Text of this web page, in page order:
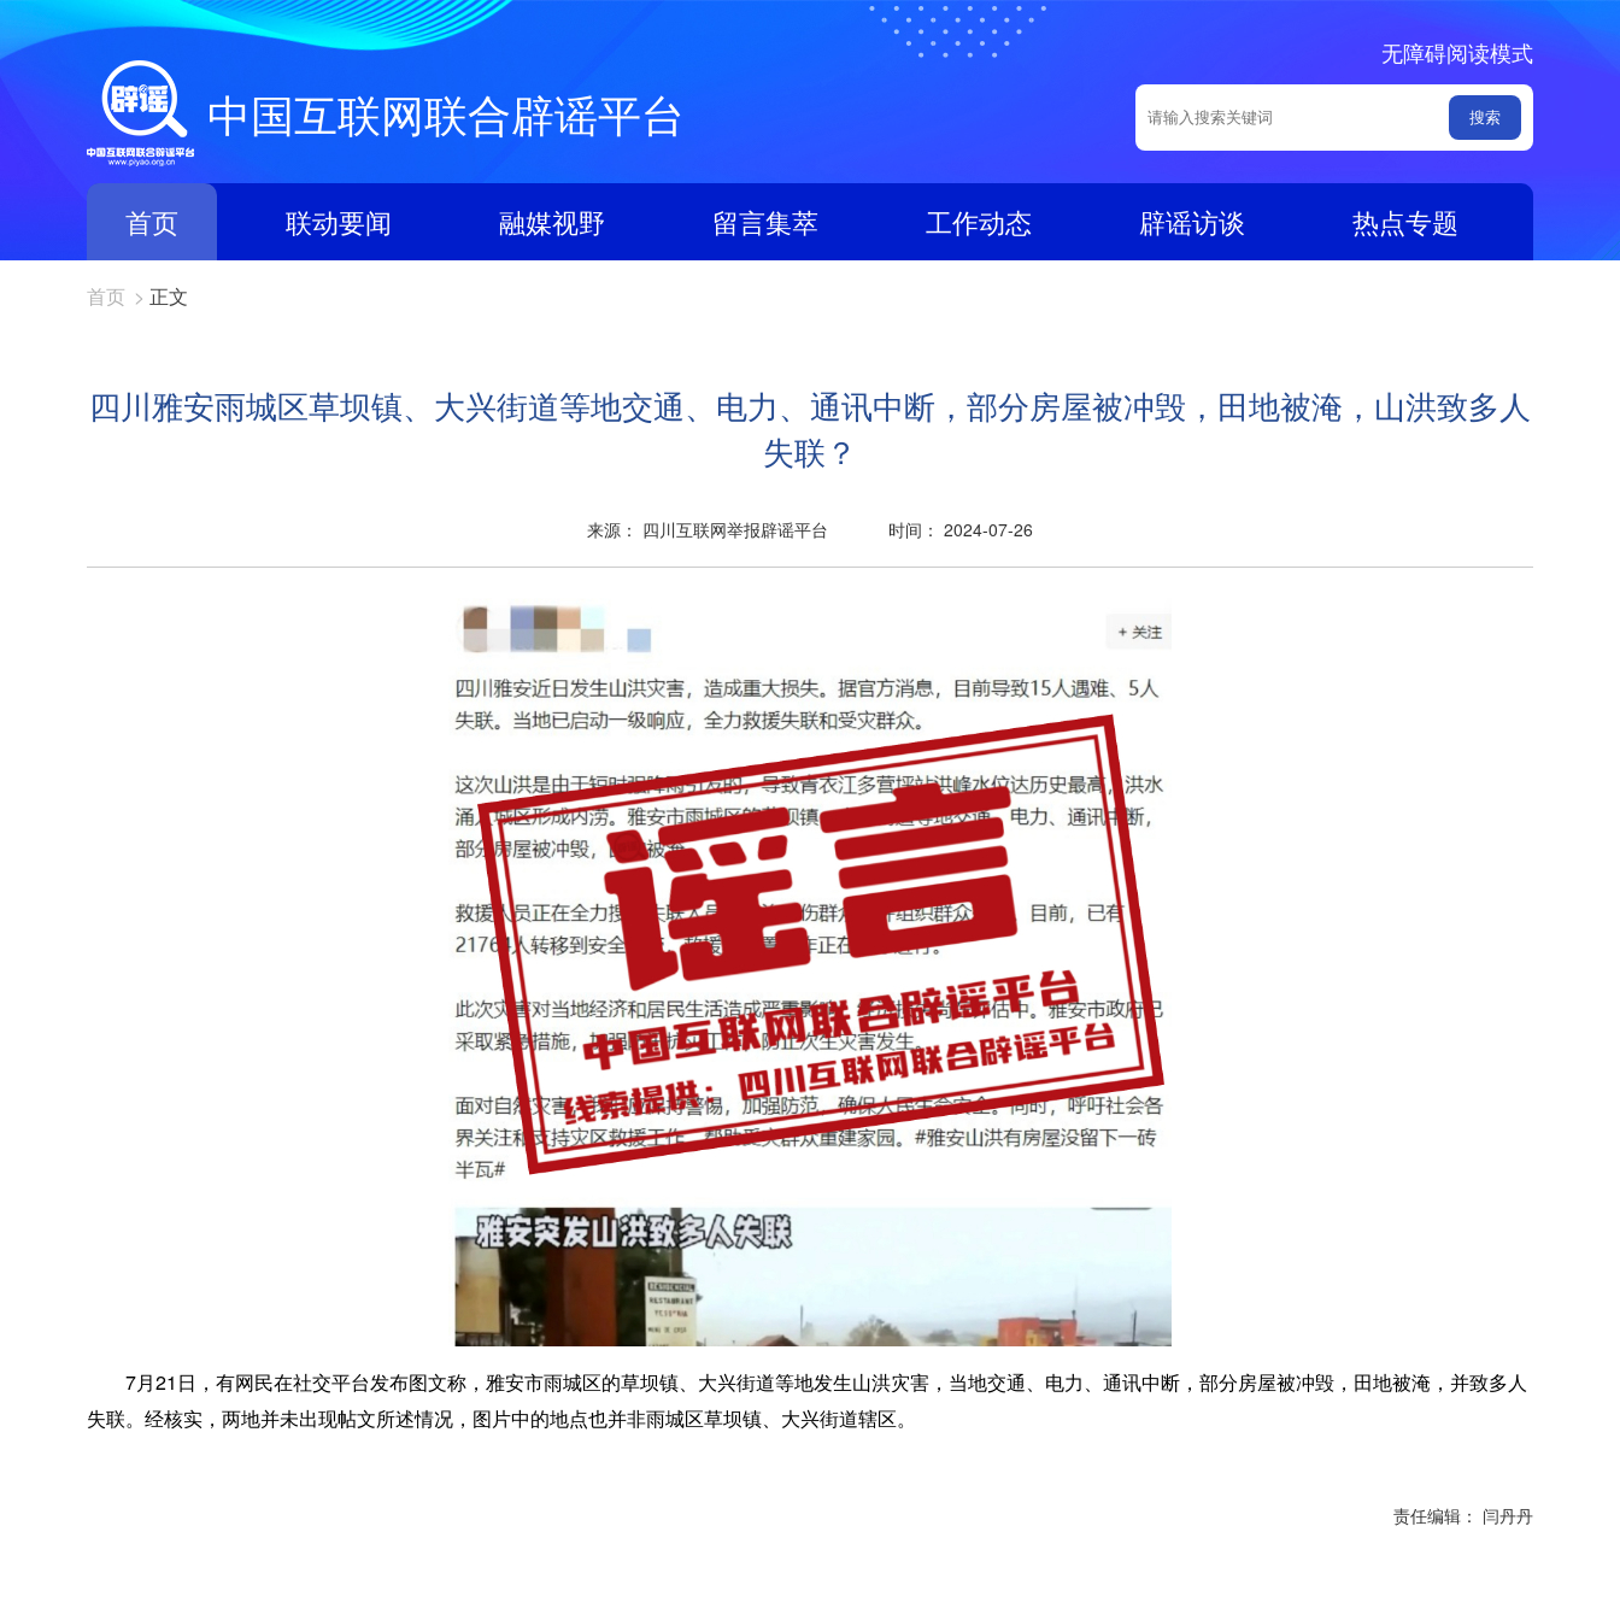
无障碍阅读模式
中国互联网联合辟谣平台
首页 联动要闻 融媒视野 留言集萃 工作动态 辟谣访谈 热点专题
首页 > 正文
四川雅安雨城区草坝镇、大兴街道等地交通、电力、通讯中断，部分房屋被冲毁，田地被淹，山洪致多人
失联？
来源： 四川互联网举报辟谣平台 时间： 2024-07-26
7月21日，有网民在社交平台发布图文称，雅安市雨城区的草坝镇、大兴街道等地发生山洪灾害，当地交通、电力、通讯中断，部分房屋被冲毁，田地被淹，并致多人
失联。经核实，两地并未出现帖文所述情况，图片中的地点也并非雨城区草坝镇、大兴街道辖区。
责任编辑： 闫丹丹